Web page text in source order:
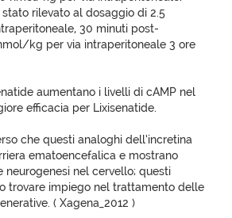
rilevato al dosaggio di 2.5
30 minuti post-
kg per via intraperitoneale 3 ore
aumentano i livelli di cAMP nel
efficacia per Lixisenatide.
che questi analoghi dell’incretina
ematoencefalica e mostrano
neurogenesi nel cervello; questi
trovare impiego nel trattamento delle
( Xagena_2012 )